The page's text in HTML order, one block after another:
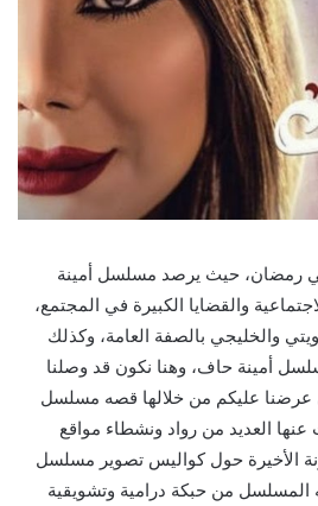
رمضان، حيث يرصد مسلسل أمينة
والقضايا الكبيرة في المجتمع،
والخليجي بالصفة العامة، وكذلك
أمينة حاف، وهنا نكون قد وصلنا
عرضنا عليكم من خلالها قصه مسلسل
العديد من رواد ونشطاء مواقع
الأخيرة حول كواليس تصوير مسلسل
المسلسل من حبكة درامية وتشويقية